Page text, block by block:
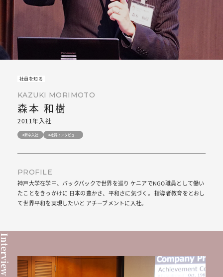
社員を知る
KAZUKI MORIMOTO
森本 和樹
2011年入社
#新卒入社 #社員インタビュー
PROFILE
神戸大学在学中、バックパックで世界を巡り ケニアでNGO職員として働い
たことをきっかけに 日本の豊かさ、平和さに気づく。 指導者教育をとおし
て世界平和を実現したいと アチーブメントに入社。